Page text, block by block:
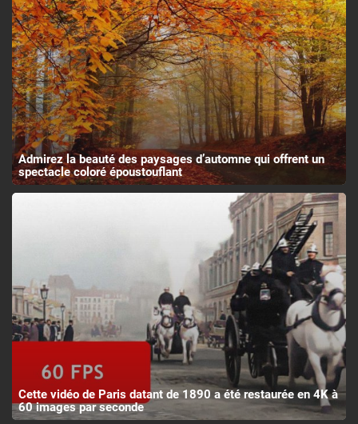
Admirez la beauté des paysages d’automne qui offrent un
spectacle coloré époustouflant
Cette vidéo de Paris datant de 1890 a été restaurée en 4K à
60 images par seconde